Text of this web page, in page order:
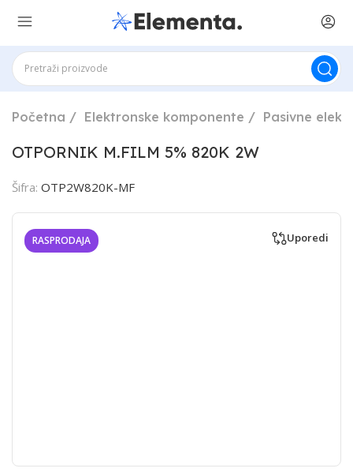
Početna Elektronske komponente Pasivne
OTPORNIK M.FILM 5% 820K 2W
Šifra: OTP2W820K-MF
RASPRODAJA Uporedi